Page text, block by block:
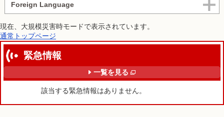
Foreign Language
現在、大規模災害時モードで表示されています。
通常トップページ
緊急情報
一覧を見る
該当する緊急情報はありません。